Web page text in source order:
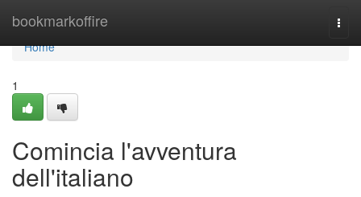
bookmarkoffire
Home
Home
1
Comincia l'avventura
dell'italiano